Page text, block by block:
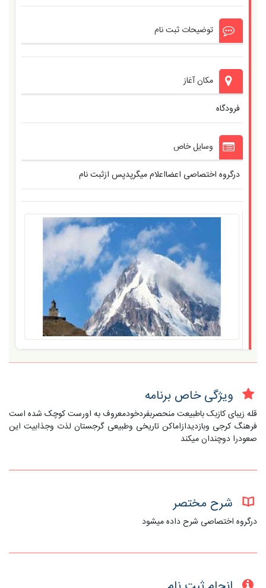
توضیحات ثبت نام
مکان آغاز
فرودگاه
وسایل خاص
درگروه اختصاصی اعضااعلام میگرپدپس ازثبت نام
ویژگی خاص برنامه
قله زیبای کازبک باطبیعت منحصربفردخودمعروف به اورست کوچک شده است
فرهنگ کرجی وبازدیدازاماکن تاریخی وطبیعی گرجستان لذت وجذابیت این
صعودرا دوچندان میکند
شرح مختصر
درگروه اختصاصی شرح داده میشود